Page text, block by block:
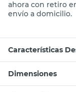
ahora con retiro
envío a domicilio.
Características
Dimensiones